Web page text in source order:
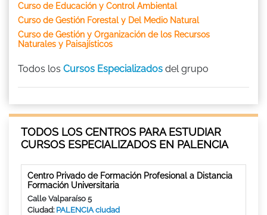
Curso de Educación y Control Ambiental
Curso de Gestión Forestal y Del Medio Natural
Curso de Gestión y Organización de los Recursos
Naturales y Paisajísticos
Todos los Cursos Especializados del grupo
TODOS LOS CENTROS PARA ESTUDIAR
CURSOS ESPECIALIZADOS EN PALENCIA
Centro Privado de Formación Profesional a Distancia
Formación Universitaria
Calle Valparaíso 5
Ciudad: PALENCIA ciudad